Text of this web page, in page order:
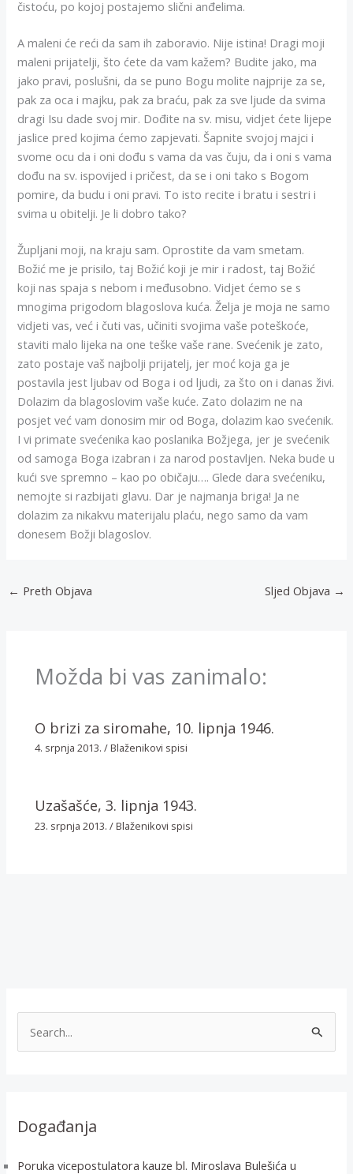
čistoću, po kojoj postajemo slični anđelima.
A maleni će reći da sam ih zaboravio. Nije istina! Dragi moji
maleni prijatelji, što ćete da vam kažem? Budite jako, ma
jako pravi, poslušni, da se puno Bogu molite najprije za se,
pak za oca i majku, pak za braću, pak za sve ljude da svima
dragi Isu dade svoj mir. Dođite na sv. misu, vidjet ćete lijepe
jaslice pred kojima ćemo zapjevati. Šapnite svojoj majci i
svome ocu da i oni dođu s vama da vas čuju, da i oni s vama
dođu na sv. ispovijed i pričest, da se i oni tako s Bogom
pomire, da budu i oni pravi. To isto recite i bratu i sestri i
svima u obitelji. Je li dobro tako?
Župljani moji, na kraju sam. Oprostite da vam smetam.
Božić me je prisilo, taj Božić koji je mir i radost, taj Božić
koji nas spaja s nebom i međusobno. Vidjet ćemo se s
mnogima prigodom blagoslova kuća. Želja je moja ne samo
vidjeti vas, već i čuti vas, učiniti svojima vaše poteškoće,
staviti malo lijeka na one teške vaše rane. Svećenik je zato,
zato postaje vaš najbolji prijatelj, jer moć koja ga je
postavila jest ljubav od Boga i od ljudi, za što on i danas živi.
Dolazim da blagoslovim vaše kuće. Zato dolazim ne na
posjet već vam donosim mir od Boga, dolazim kao svećenik.
I vi primate svećenika kao poslanika Božjega, jer je svećenik
od samoga Boga izabran i za narod postavljen. Neka bude u
kući sve spremno – kao po običaju…. Glede dara svećeniku,
nemojte si razbijati glavu. Dar je najmanja briga! Ja ne
dolazim za nikakvu materijalu plaću, nego samo da vam
donesem Božji blagoslov.
← Preth Objava Sljed Objava →
Možda bi vas zanimalo:
O brizi za siromahe, 10. lipnja 1946.
4. srpnja 2013./Blaženikovi spisi
Uzašašće, 3. lipnja 1943.
23. srpnja 2013./Blaženikovi spisi
:Događanja
Poruka vicepostulatora kauze bl. Miroslava Bulešića u